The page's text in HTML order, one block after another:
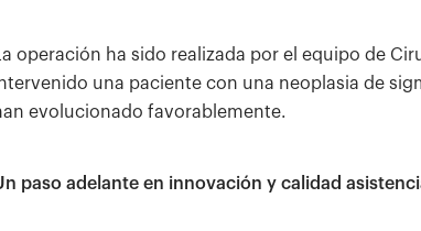
operación ha sido realizada por el equipo de
una paciente con una neoplasia de
evolucionado favorablemente.
paso adelante en innovación y calidad